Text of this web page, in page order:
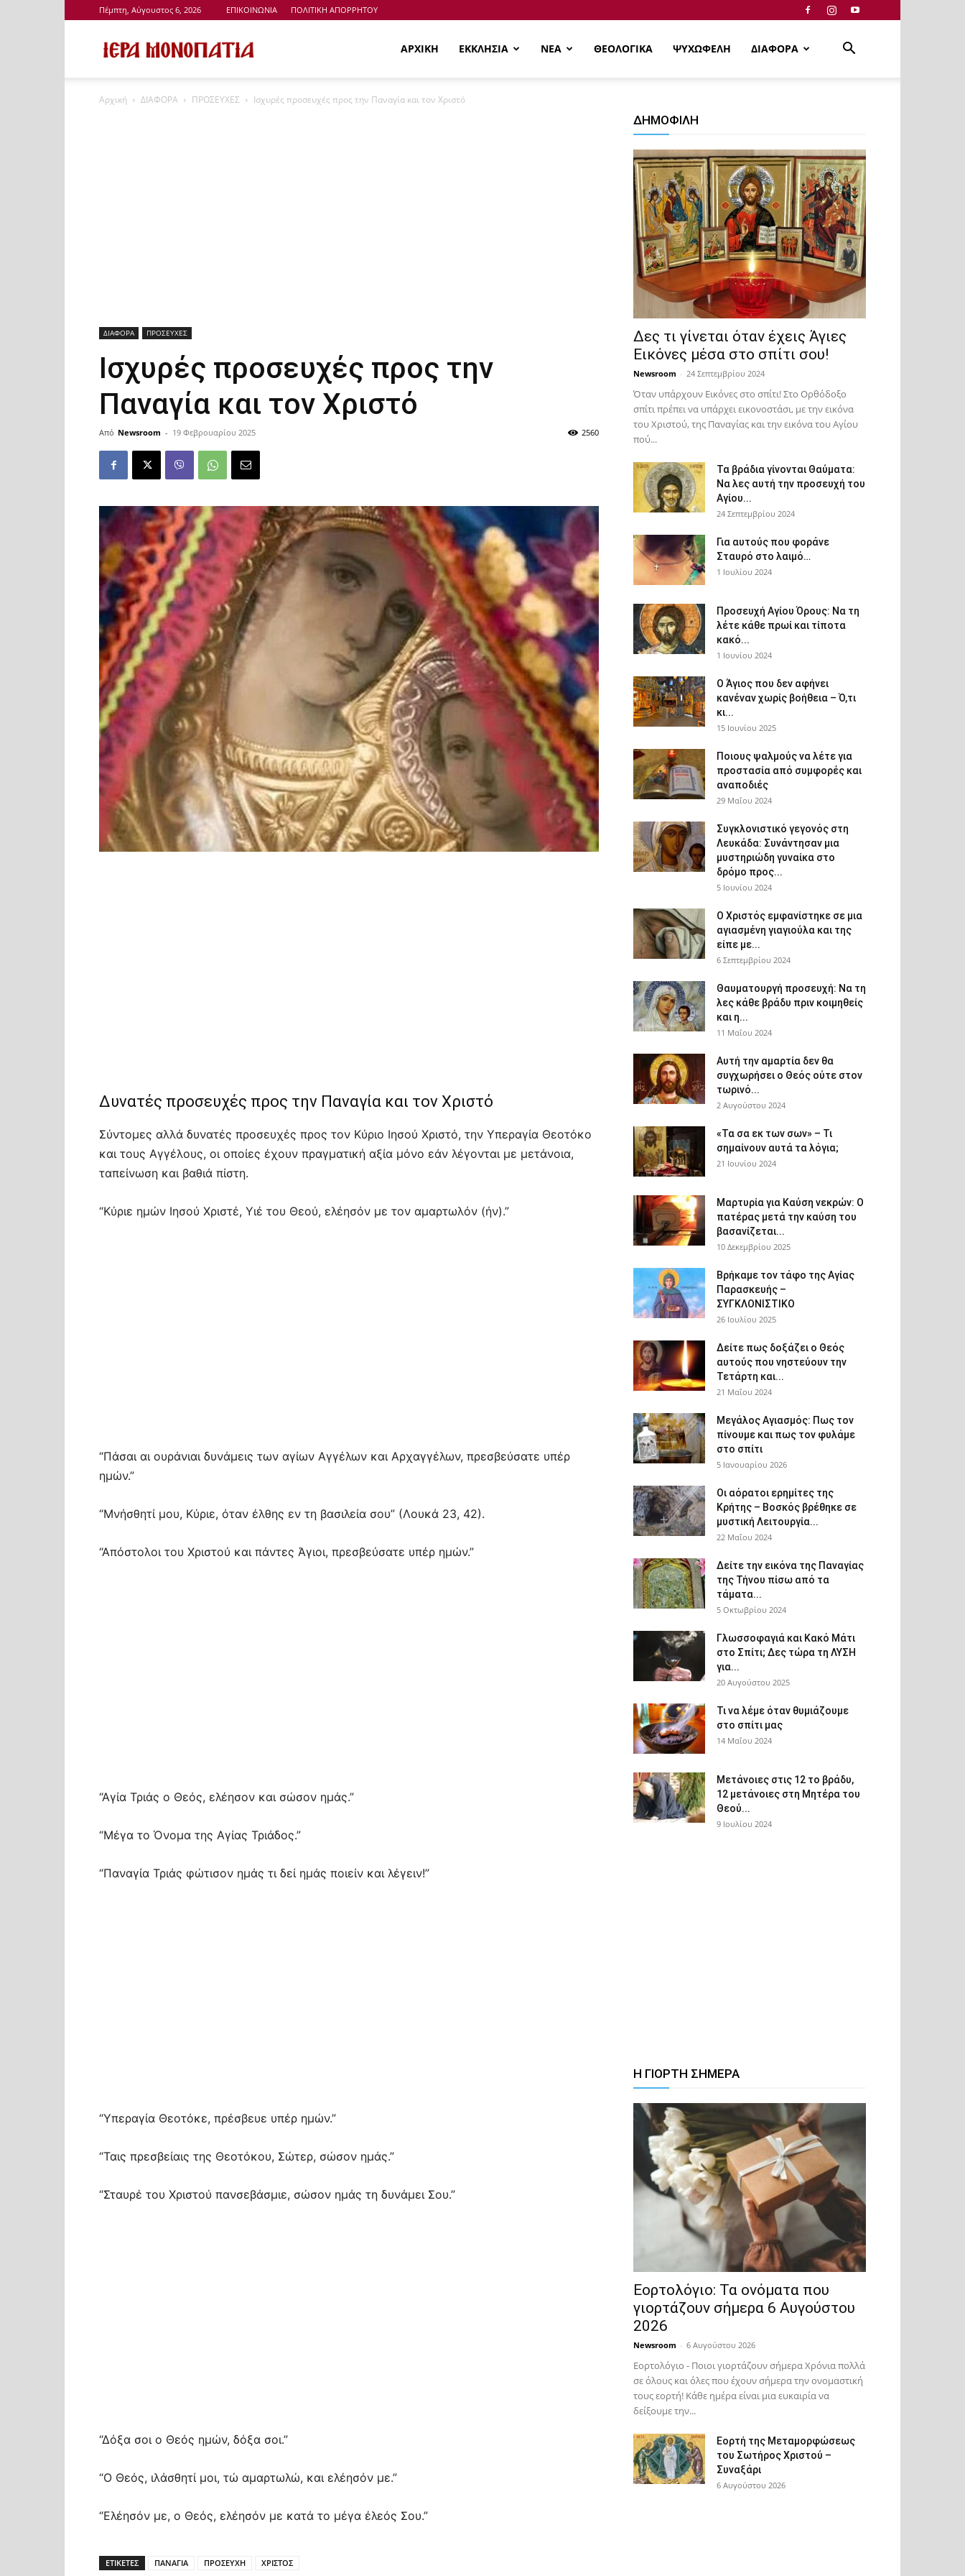
Πέμπτη, Αύγουστος 6, 2026 ΕΠΙΚΟΙΝΩΝΙΑ ΠΟΛΙΤΙΚΗ ΑΠΟΡΡΗΤΟΥ
Μονοπάτια
ΑΡΧΙΚΗ ΕΚΚΛΗΣΙΑ ΝΕΑ ΘΕΟΛΟΓΙΚΑ ΨΥΧΩΦΕΛΗ ΔΙΑΦΟΡΑ
Αρχική ΔΙΑΦΟΡΑ ΠΡΟΣΕΥΧΕΣ Ισχυρές προσευχές προς την Παναγία και τον Χριστό
ΔΙΑΦΟΡΑ ΠΡΟΣΕΥΧΕΣ
Ισχυρές προσευχές προς την
Παναγία και τον Χριστό
Από Newsroom - 19 Φεβρουαρίου 2025 2560
Δυνατές προσευχές προς την Παναγία και τον Χριστό
Σύντομες αλλά δυνατές προσευχές προς τον Κύριο Ιησού Χριστό, την Υπεραγία Θεοτόκο
και τους Αγγέλους, οι οποίες έχουν πραγματική αξία μόνο εάν λέγονται με μετάνοια,
ταπείνωση και βαθιά πίστη.
“Κύριε ημών Ιησού Χριστέ, Υιέ του Θεού, ελέησόν με τον αμαρτωλόν (ήν).”
“Πάσαι αι ουράνιαι δυνάμεις των αγίων Αγγέλων και Αρχαγγέλων, πρεσβεύσατε υπέρ
ημών.”
“Μνήσθητί μου, Κύριε, όταν έλθης εν τη βασιλεία σου” (Λουκά 23, 42).
“Απόστολοι του Χριστού και πάντες Άγιοι, πρεσβεύσατε υπέρ ημών.”
“Αγία Τριάς ο Θεός, ελέησον και σώσον ημάς.”
“Μέγα το Όνομα της Αγίας Τριάδος.”
“Παναγία Τριάς φώτισον ημάς τι δεί ημάς ποιείν και λέγειν!”
“Υπεραγία Θεοτόκε, πρέσβευε υπέρ ημών.”
“Ταις πρεσβείαις της Θεοτόκου, Σώτερ, σώσον ημάς.”
“Σταυρέ του Χριστού πανσεβάσμιε, σώσον ημάς τη δυνάμει Σου.”
“Δόξα σοι ο Θεός ημών, δόξα σοι.”
“Ο Θεός, ιλάσθητί μοι, τώ αμαρτωλώ, και ελέησόν με.”
“Ελέησόν με, ο Θεός, ελέησόν με κατά το μέγα έλεός Σου.”
ΕΤΙΚΕΤΕΣ ΠΑΝΑΓΙΑ ΠΡΟΣΕΥΧΗ ΧΡΙΣΤΟΣ
ΔΗΜΟΦΙΛΗ
Δες τι γίνεται όταν έχεις Άγιες
Εικόνες μέσα στο σπίτι σου!
Newsroom - 24 Σεπτεμβρίου 2024
Όταν υπάρχουν Εικόνες στο σπίτι! Στο Ορθόδοξο
σπίτι πρέπει να υπάρχει εικονοστάσι, με την εικόνα
του Χριστού, της Παν­αγίας και την εικόνα του Αγίου
πού...
Τα βράδια γίνονται Θαύματα:
Να λες αυτή την προσευχή του
Αγίου...
24 Σεπτεμβρίου 2024
Για αυτούς που φοράνε
Σταυρό στο λαιμό…
1 Ιουλίου 2024
Προσευχή Αγίου Όρους: Να τη
λέτε κάθε πρωί και τίποτα
κακό...
1 Ιουνίου 2024
Ο Άγιος που δεν αφήνει
κανέναν χωρίς βοήθεια – Ό,τι
κι...
15 Ιουνίου 2025
Ποιους ψαλμούς να λέτε για
προστασία από συμφορές και
αναποδιές
29 Μαΐου 2024
Συγκλονιστικό γεγονός στη
Λευκάδα: Συνάντησαν μια
μυστηριώδη γυναίκα στο
δρόμο προς...
5 Ιουνίου 2024
Ο Χριστός εμφανίστηκε σε μια
αγιασμένη γιαγιούλα και της
είπε με...
6 Σεπτεμβρίου 2024
Θαυματουργή προσευχή: Να τη
λες κάθε βράδυ πριν κοιμηθείς
και η...
11 Μαΐου 2024
Αυτή την αμαρτία δεν θα
συγχωρήσει ο Θεός ούτε στον
τωρινό...
2 Αυγούστου 2024
«Τα σα εκ των σων» – Τι
σημαίνουν αυτά τα λόγια;
21 Ιουνίου 2024
Μαρτυρία για Καύση νεκρών: Ο
πατέρας μετά την καύση του
βασανίζεται...
10 Δεκεμβρίου 2025
Βρήκαμε τον τάφο της Αγίας
Παρασκευής –
ΣΥΓΚΛΟΝΙΣΤΙΚΟ
26 Ιουλίου 2025
Δείτε πως δοξάζει ο Θεός
αυτούς που νηστεύουν την
Τετάρτη και...
21 Μαΐου 2024
Μεγάλος Αγιασμός: Πως τον
πίνουμε και πως τον φυλάμε
στο σπίτι
5 Ιανουαρίου 2026
Οι αόρατοι ερημίτες της
Κρήτης – Βοσκός βρέθηκε σε
μυστική Λειτουργία...
22 Μαΐου 2024
Δείτε την εικόνα της Παναγίας
της Τήνου πίσω από τα
τάματα...
5 Οκτωβρίου 2024
Γλωσσοφαγιά και Κακό Μάτι
στο Σπίτι; Δες τώρα τη ΛΥΣΗ
για...
20 Αυγούστου 2025
Τι να λέμε όταν θυμιάζουμε
στο σπίτι μας
14 Μαΐου 2024
Μετάνοιες στις 12 το βράδυ,
12 μετάνοιες στη Μητέρα του
Θεού...
9 Ιουλίου 2024
Η ΓΙΟΡΤΗ ΣΗΜΕΡΑ
Εορτολόγιο: Τα ονόματα που
γιορτάζουν σήμερα 6 Αυγούστου
2026
Newsroom - 6 Αυγούστου 2026
Εορτολόγιο - Ποιοι γιορτάζουν σήμερα Χρόνια πολλά
σε όλους και όλες που έχουν σήμερα την ονομαστική
τους εορτή! Κάθε ημέρα είναι μια ευκαιρία να
δείξουμε την...
Εορτή της Μεταμορφώσεως
του Σωτήρος Χριστού –
Συναξάρι
6 Αυγούστου 2026